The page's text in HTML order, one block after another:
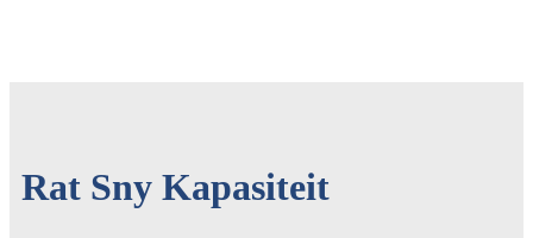
Rat Sny Kapasiteit